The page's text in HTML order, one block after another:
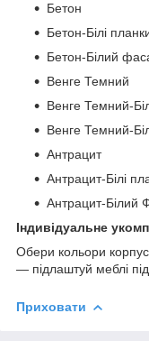
Бетон
Бетон-Білі
Бетон-Білий
Венге Темний
Венге Темний-
Венге Темний-
Антрацит
Антрацит-Білі
Антрацит-Білий
Індивідуальне
Обери кольори
— підлаштуй меблі під
Приховати